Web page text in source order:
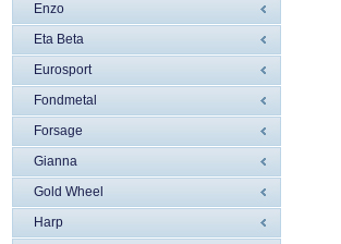
Enzo
Eta Beta
Eurosport
Fondmetal
Forsage
Gianna
Gold Wheel
Harp